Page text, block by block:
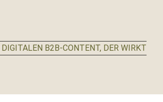
B2B-CONTENT, DER WIRKT